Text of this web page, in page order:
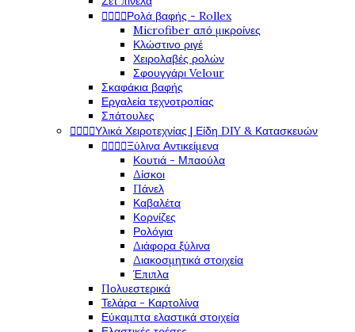
Ρολά βαφής - Rollex
Microfiber από μικροίνες
Κλώστινο ριγέ
Χειρολαβές ρολών
Σφουγγάρι Velour
Σκαφάκια βαφής
Εργαλεία τεχνοτροπίας
Σπάτουλες
Υλικά Χειροτεχνίας | Είδη DIY & Κατασκευών
Ξύλινα Αντικείμενα
Κουτιά - Μπαούλα
Δίσκοι
Πάνελ
Καβαλέτα
Κορνίζες
Ρολόγια
Διάφορα ξύλινα
Διακοσμητικά στοιχεία
Έπιπλα
Πολυεστερικά
Τελάρα - Καρτολίνα
Εύκαμπτα ελαστικά στοιχεία